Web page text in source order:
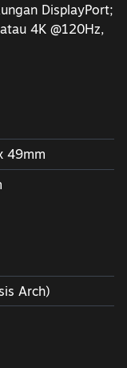
DisplayPort;
4K @120Hz,
49mm
Arch)